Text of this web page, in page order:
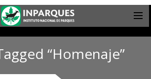
“Homenaje”